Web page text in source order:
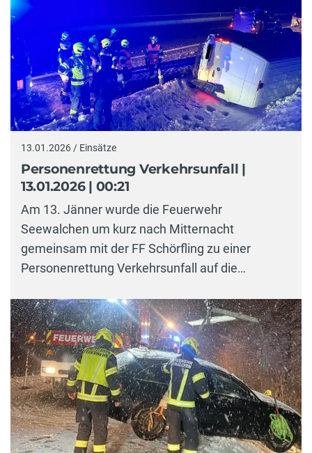
13.01.2026 / Einsätze
Personenrettung Verkehrsunfall |
13.01.2026 | 00:21
Am 13. Jänner wurde die Feuerwehr
Seewalchen um kurz nach Mitternacht
gemeinsam mit der FF Schörfling zu einer
Personenrettung Verkehrsunfall auf die…